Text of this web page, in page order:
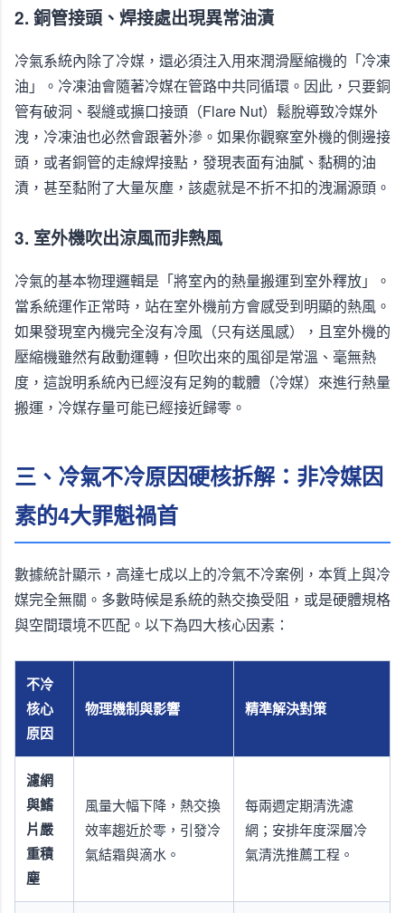
2. 銅管接頭、焊接處出現異常油漬
冷氣系統內除了冷媒，還必須注入用來潤滑壓縮機的「冷凍
油」。冷凍油會隨著冷媒在管路中共同循環。因此，只要銅
管有破洞、裂縫或擴口接頭（Flare Nut）鬆脫導致冷媒外
洩，冷凍油也必然會跟著外滲。如果你觀察室外機的側邊接
頭，或者銅管的走線焊接點，發現表面有油膩、黏稠的油
漬，甚至黏附了大量灰塵，該處就是不折不扣的洩漏源頭。
3. 室外機吹出涼風而非熱風
冷氣的基本物理邏輯是「將室內的熱量搬運到室外釋放」。
當系統運作正常時，站在室外機前方會感受到明顯的熱風。
如果發現室內機完全沒有冷風（只有送風感），且室外機的
壓縮機雖然有啟動運轉，但吹出來的風卻是常溫、毫無熱
度，這說明系統內已經沒有足夠的載體（冷媒）來進行熱量
搬運，冷媒存量可能已經接近歸零。
三、冷氣不冷原因硬核拆解：非冷媒因
素的4大罪魁禍首
數據統計顯示，高達七成以上的冷氣不冷案例，本質上與冷
媒完全無關。多數時候是系統的熱交換受阻，或是硬體規格
與空間環境不匹配。以下為四大核心因素：
不冷
核心
原因
物理機制與影響 精準解決對策
濾網
與鰭
片嚴
重積
塵
風量大幅下降，熱交換
效率趨近於零，引發冷
氣結霜與滴水。
每兩週定期清洗濾
網；安排年度深層冷
氣清洗推薦工程。